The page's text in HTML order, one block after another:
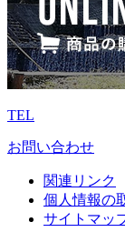
TEL
お問い合わせ
関連リンク
個人情報の
サイトマッ